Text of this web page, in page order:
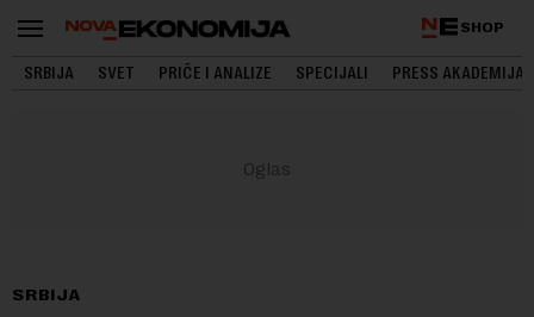
SHOP
SRBIJA SVET PRIČE I ANALIZE SPECIJALI PRESS AKADEMIJA
SRBIJA